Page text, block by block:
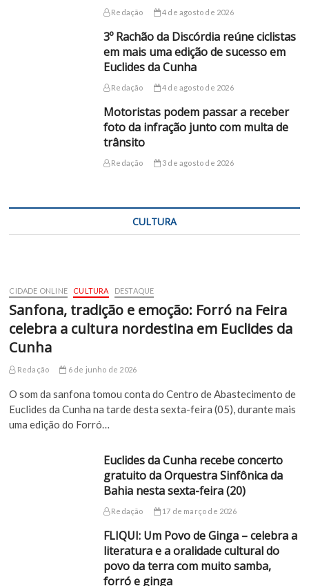
Redação 4 de agosto de 2026
3º Rachão da Discórdia reúne ciclistas
em mais uma edição de sucesso em
Euclides da Cunha
Redação 4 de agosto de 2026
Motoristas podem passar a receber
foto da infração junto com multa de
trânsito
Redação 3 de agosto de 2026
CULTURA
CIDADE ONLINE CULTURA DESTAQUE
Sanfona, tradição e emoção: Forró na Feira
celebra a cultura nordestina em Euclides da
Cunha
Redação 6 de junho de 2026
O som da sanfona tomou conta do Centro de Abastecimento de
Euclides da Cunha na tarde desta sexta-feira (05), durante mais
uma edição do Forró…
Euclides da Cunha recebe concerto
gratuito da Orquestra Sinfônica da
Bahia nesta sexta-feira (20)
Redação 17 de março de 2026
FLIQUI: Um Povo de Ginga – celebra a
literatura e a oralidade cultural do
povo da terra com muito samba,
forró e ginga